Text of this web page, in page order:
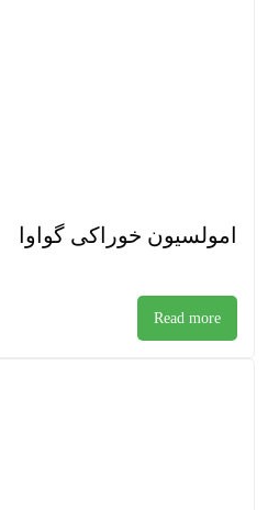
امولسیون خوراکی گواوا
Read more